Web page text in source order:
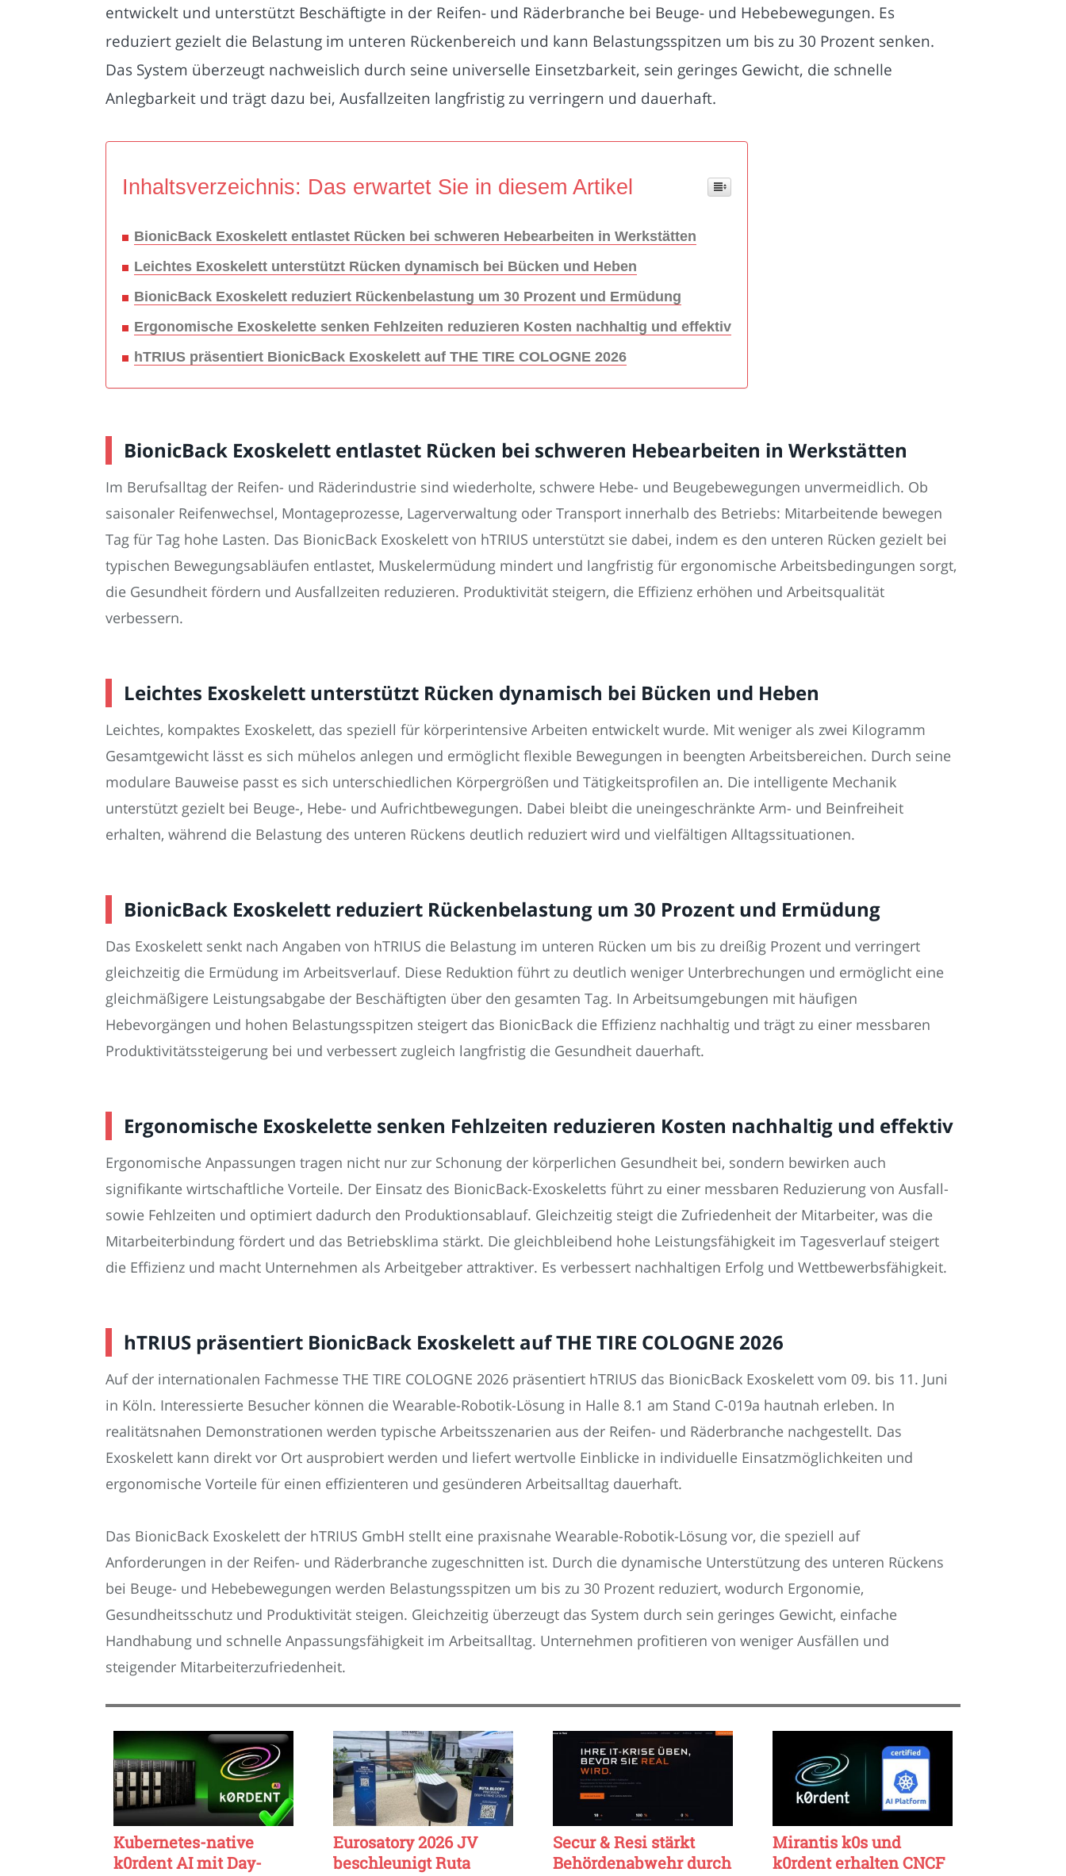
entwickelt und unterstützt Beschäftigte in der Reifen- und Räderbranche bei Beuge- und Hebebewegungen. Es
reduziert gezielt die Belastung im unteren Rückenbereich und kann Belastungsspitzen um bis zu 30 Prozent senken.
Das System überzeugt nachweislich durch seine universelle Einsetzbarkeit, sein geringes Gewicht, die schnelle
Anlegbarkeit und trägt dazu bei, Ausfallzeiten langfristig zu verringern und dauerhaft.
Inhaltsverzeichnis: Das erwartet Sie in diesem Artikel
BionicBack Exoskelett entlastet Rücken bei schweren Hebearbeiten in Werkstätten
Leichtes Exoskelett unterstützt Rücken dynamisch bei Bücken und Heben
BionicBack Exoskelett reduziert Rückenbelastung um 30 Prozent und Ermüdung
Ergonomische Exoskelette senken Fehlzeiten reduzieren Kosten nachhaltig und effektiv
hTRIUS präsentiert BionicBack Exoskelett auf THE TIRE COLOGNE 2026
BionicBack Exoskelett entlastet Rücken bei schweren Hebearbeiten in Werkstätten
Im Berufsalltag der Reifen- und Räderindustrie sind wiederholte, schwere Hebe- und Beugebewegungen unvermeidlich. Ob
saisonaler Reifenwechsel, Montageprozesse, Lagerverwaltung oder Transport innerhalb des Betriebs: Mitarbeitende bewegen
Tag für Tag hohe Lasten. Das BionicBack Exoskelett von hTRIUS unterstützt sie dabei, indem es den unteren Rücken gezielt bei
typischen Bewegungsabläufen entlastet, Muskelermüdung mindert und langfristig für ergonomische Arbeitsbedingungen sorgt,
die Gesundheit fördern und Ausfallzeiten reduzieren. Produktivität steigern, die Effizienz erhöhen und Arbeitsqualität
verbessern.
Leichtes Exoskelett unterstützt Rücken dynamisch bei Bücken und Heben
Leichtes, kompaktes Exoskelett, das speziell für körperintensive Arbeiten entwickelt wurde. Mit weniger als zwei Kilogramm
Gesamtgewicht lässt es sich mühelos anlegen und ermöglicht flexible Bewegungen in beengten Arbeitsbereichen. Durch seine
modulare Bauweise passt es sich unterschiedlichen Körpergrößen und Tätigkeitsprofilen an. Die intelligente Mechanik
unterstützt gezielt bei Beuge-, Hebe- und Aufrichtbewegungen. Dabei bleibt die uneingeschränkte Arm- und Beinfreiheit
erhalten, während die Belastung des unteren Rückens deutlich reduziert wird und vielfältigen Alltagssituationen.
BionicBack Exoskelett reduziert Rückenbelastung um 30 Prozent und Ermüdung
Das Exoskelett senkt nach Angaben von hTRIUS die Belastung im unteren Rücken um bis zu dreißig Prozent und verringert
gleichzeitig die Ermüdung im Arbeitsverlauf. Diese Reduktion führt zu deutlich weniger Unterbrechungen und ermöglicht eine
gleichmäßigere Leistungsabgabe der Beschäftigten über den gesamten Tag. In Arbeitsumgebungen mit häufigen
Hebevorgängen und hohen Belastungsspitzen steigert das BionicBack die Effizienz nachhaltig und trägt zu einer messbaren
Produktivitätssteigerung bei und verbessert zugleich langfristig die Gesundheit dauerhaft.
Ergonomische Exoskelette senken Fehlzeiten reduzieren Kosten nachhaltig und effektiv
Ergonomische Anpassungen tragen nicht nur zur Schonung der körperlichen Gesundheit bei, sondern bewirken auch
signifikante wirtschaftliche Vorteile. Der Einsatz des BionicBack-Exoskeletts führt zu einer messbaren Reduzierung von Ausfall-
sowie Fehlzeiten und optimiert dadurch den Produktionsablauf. Gleichzeitig steigt die Zufriedenheit der Mitarbeiter, was die
Mitarbeiterbindung fördert und das Betriebsklima stärkt. Die gleichbleibend hohe Leistungsfähigkeit im Tagesverlauf steigert
die Effizienz und macht Unternehmen als Arbeitgeber attraktiver. Es verbessert nachhaltigen Erfolg und Wettbewerbsfähigkeit.
hTRIUS präsentiert BionicBack Exoskelett auf THE TIRE COLOGNE 2026
Auf der internationalen Fachmesse THE TIRE COLOGNE 2026 präsentiert hTRIUS das BionicBack Exoskelett vom 09. bis 11. Juni
in Köln. Interessierte Besucher können die Wearable-Robotik-Lösung in Halle 8.1 am Stand C-019a hautnah erleben. In
realitätsnahen Demonstrationen werden typische Arbeitsszenarien aus der Reifen- und Räderbranche nachgestellt. Das
Exoskelett kann direkt vor Ort ausprobiert werden und liefert wertvolle Einblicke in individuelle Einsatzmöglichkeiten und
ergonomische Vorteile für einen effizienteren und gesünderen Arbeitsalltag dauerhaft.
Das BionicBack Exoskelett der hTRIUS GmbH stellt eine praxisnahe Wearable-Robotik-Lösung vor, die speziell auf
Anforderungen in der Reifen- und Räderbranche zugeschnitten ist. Durch die dynamische Unterstützung des unteren Rückens
bei Beuge- und Hebebewegungen werden Belastungsspitzen um bis zu 30 Prozent reduziert, wodurch Ergonomie,
Gesundheitsschutz und Produktivität steigen. Gleichzeitig überzeugt das System durch sein geringes Gewicht, einfache
Handhabung und schnelle Anpassungsfähigkeit im Arbeitsalltag. Unternehmen profitieren von weniger Ausfällen und
steigender Mitarbeiterzufriedenheit.
Kubernetes-native
k0rdent AI mit Day-
Eurosatory 2026 JV
beschleunigt Ruta
Secur & Resi stärkt
Behördenabwehr durch
Mirantis k0s und
k0rdent erhalten CNCF